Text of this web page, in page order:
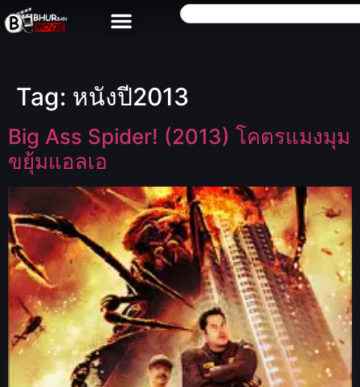
Tag: หนังปี2013
Big Ass Spider! (2013) โคตรแมงมุม
ขยุ้มแอลเอ